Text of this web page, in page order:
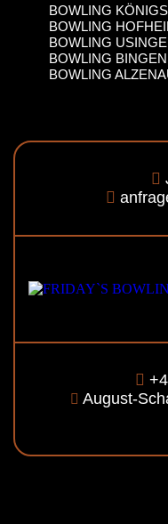
BOWLING
BOWLING
BOWLING
BOWLING BINGEN
BOWLING
August-